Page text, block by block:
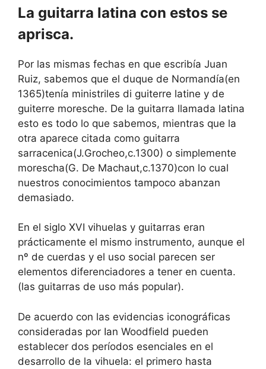
La guitarra latina con estos se
aprisca.
Por las mismas fechas en que escribía Juan
Ruiz, sabemos que el duque de Normandía(en
1365)tenía ministriles di guiterre latine y de
guiterre moresche. De la guitarra llamada latina
esto es todo lo que sabemos, mientras que la
otra aparece citada como guitarra
sarracenica(J.Grocheo,c.1300) o simplemente
morescha(G. De Machaut,c.1370)con lo cual
nuestros conocimientos tampoco abanzan
demasiado.
En el siglo XVI vihuelas y guitarras eran
prácticamente el mismo instrumento, aunque el
nº de cuerdas y el uso social parecen ser
elementos diferenciadores a tener en cuenta.
(las guitarras de uso más popular).
De acuerdo con las evidencias iconográficas
consideradas por Ian Woodfield pueden
establecer dos períodos esenciales en el
desarrollo de la vihuela: el primero hasta